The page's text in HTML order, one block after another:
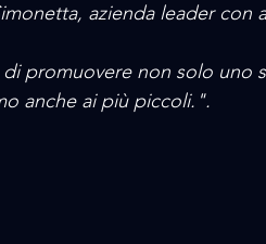
azienda leader con
promuovere non solo uno
anche ai più piccoli.".